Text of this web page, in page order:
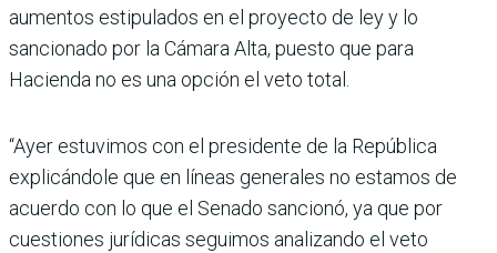
aumentos estipulados en el proyecto de ley y lo
sancionado por la Cámara Alta, puesto que para
Hacienda no es una opción el veto total.
“Ayer estuvimos con el presidente de la República
explicándole que en líneas generales no estamos de
acuerdo con lo que el Senado sancionó, ya que por
cuestiones jurídicas seguimos analizando el veto